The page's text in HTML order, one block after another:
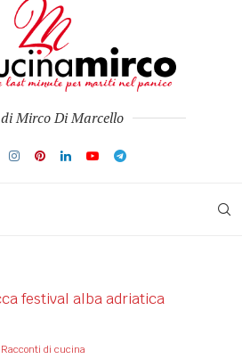
Mirco Di Marcello
Racconti di cucina